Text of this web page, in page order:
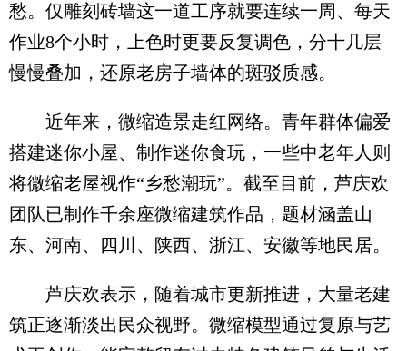
愁。仅雕刻砖墙这一道工序就要连续一周、每天
作业8个小时，上色时更要反复调色，分十几层
慢慢叠加，还原老房子墙体的斑驳质感。
近年来，微缩造景走红网络。青年群体偏爱
搭建迷你小屋、制作迷你食玩，一些中老年人则
将微缩老屋视作“乡愁潮玩”。截至目前，芦庆欢
团队已制作千余座微缩建筑作品，题材涵盖山
东、河南、四川、陕西、浙江、安徽等地民居。
芦庆欢表示，随着城市更新推进，大量老建
筑正逐渐淡出民众视野。微缩模型通过复原与艺